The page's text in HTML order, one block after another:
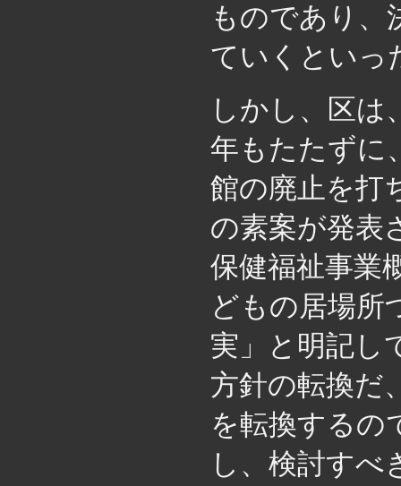
ものであり、
ていくといっ
しかし、区は
年もたたずに
館の廃止を打
の素案が発表
保健福祉事業
どもの居場所
実」と明記し
方針の転換だ
を転換するの
し、検討すべ